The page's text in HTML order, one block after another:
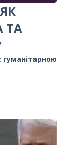
ТА
гуманітарною